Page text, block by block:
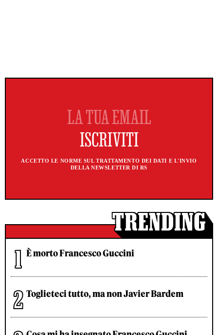
ACCETTO LE NORME SUL TRATTAMENTO DEI DATI E L'INVIO
DELLA NEWSLETTER DI RS
È morto Francesco Guccini
Toglieteci tutto, ma non Javier Bardem